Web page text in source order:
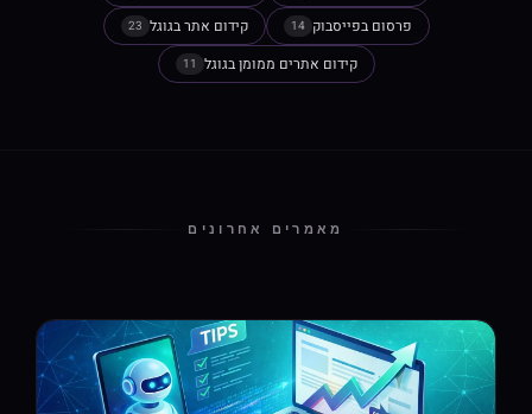
פרסום בפייסבוק 14 קידום אתר בגוגל 23
קידום אתרים ממומן בגוגל 11
מאמרים אחרונים